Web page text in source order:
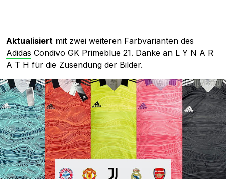
Aktualisiert mit zwei weiteren Farbvarianten des
Adidas Condivo GK Primeblue 21. Danke an L Y N A R
A T H für die Zusendung der Bilder.